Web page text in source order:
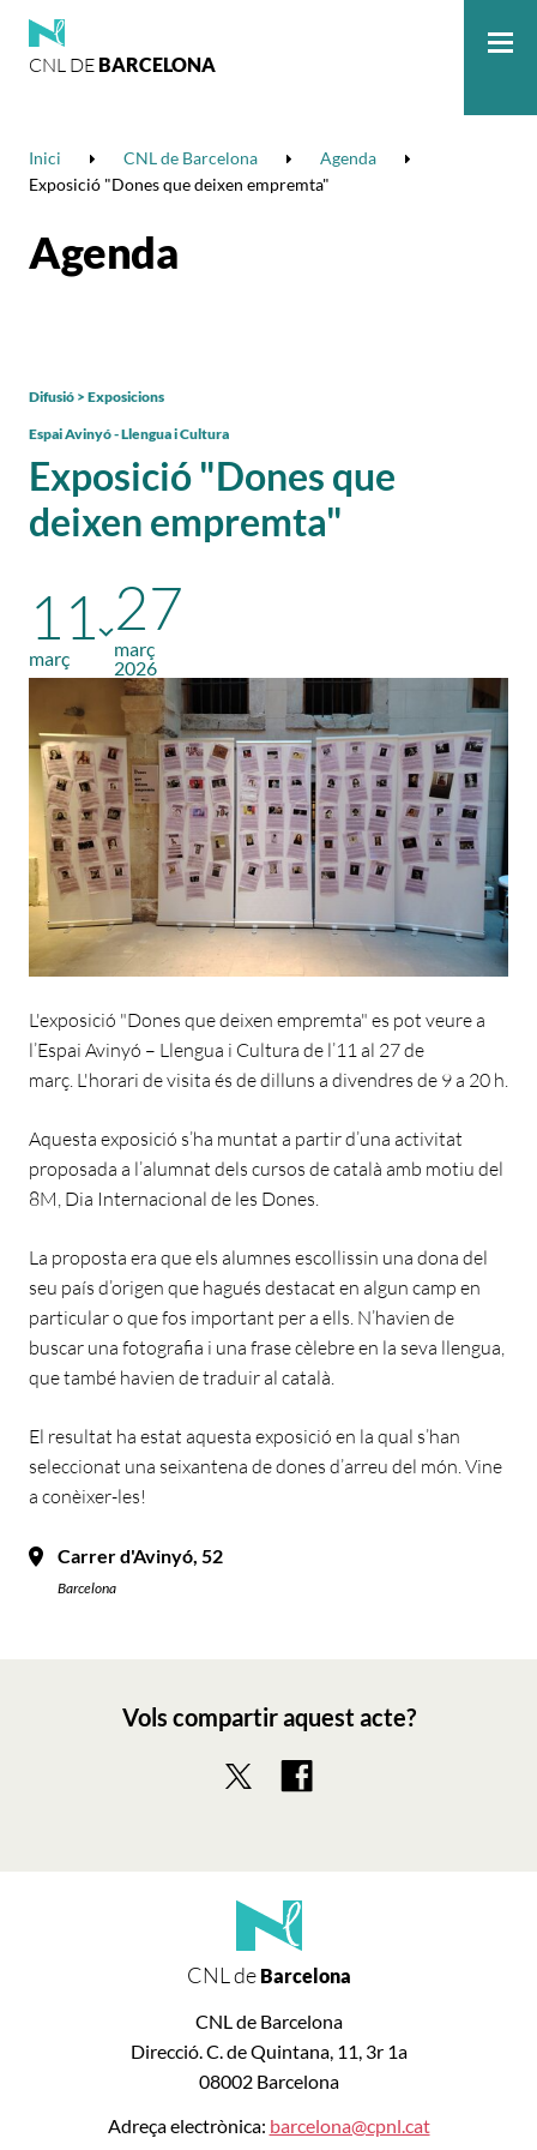
CNL DE BARCELONA
Inici CNL de Barcelona
Agenda
Exposició "Dones que deixen empremta"
Agenda
Exposició "Dones que
deixen empremta"
Difusió > Exposicions
Espai Avinyó - Llengua i Cultura
11
març
27
març
2026
L'exposició "Dones que deixen empremta" es pot veure a
l’Espai Avinyó – Llengua i Cultura de l’11 al 27 de
març. L'horari de visita és de dilluns a divendres de 9 a 20 h.
Aquesta exposició s’ha muntat a partir d’una activitat
proposada a l’alumnat dels cursos de català amb motiu del
8M, Dia Internacional de les Dones.
La proposta era que els alumnes escollissin una dona del
seu país d’origen que hagués destacat en algun camp en
particular o que fos important per a ells. N’havien de
buscar una fotografia i una frase cèlebre en la seva llengua,
que també havien de traduir al català.
El resultat ha estat aquesta exposició en la qual s’han
seleccionat una seixantena de dones d’arreu del món. Vine
a conèixer-les!
Carrer d'Avinyó, 52
Barcelona
Vols compartir aquest acte?
CNL deBarcelona
CNL de Barcelona
Direcció. C. de Quintana, 11, 3r 1a
08002 Barcelona
Adreça electrònica: barcelona@cpnl.cat